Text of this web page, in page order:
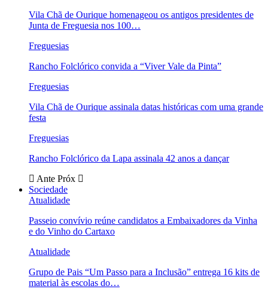
Vila Chã de Ourique homenageou os antigos presidentes de
Junta de Freguesia nos 100…
Freguesias
Rancho Folclórico convida a “Viver Vale da Pinta”
Freguesias
Vila Chã de Ourique assinala datas históricas com uma grande
festa
Freguesias
Rancho Folclórico da Lapa assinala 42 anos a dançar
Ante Próx
Sociedade
Atualidade
Passeio convívio reúne candidatos a Embaixadores da Vinha
e do Vinho do Cartaxo
Atualidade
Grupo de Pais “Um Passo para a Inclusão” entrega 16 kits de
material às escolas do…